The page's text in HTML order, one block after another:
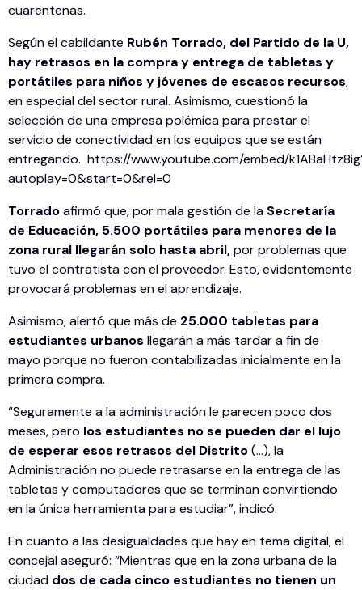
cuarentenas.
Según el cabildante Rubén Torrado, del Partido de la U,
hay retrasos en la compra y entrega de tabletas y
portátiles para niños y jóvenes de escasos recursos,
en especial del sector rural. Asimismo, cuestionó la
selección de una empresa polémica para prestar el
servicio de conectividad en los equipos que se están
entregando. https://www.youtube.com/embed/
autoplay=0&start=0&rel=0
Torradoafirmó que, por mala gestión de la Secretaría
de Educación, 5.500 portátiles para menores de la
zona rural llegarán solo hasta abril,por problemas que
tuvo el contratista con el proveedor. Esto, evidentemente
provocará problemas en el aprendizaje.
Asimismo, alertó que más de 25.000 tabletas para
estudiantes urbanos llegarán a más tardar a fin de
mayo porque no fueron contabilizadas inicialmente en la
primera compra.
“Seguramente a la administración le parecen poco dos
meses, pero los estudiantes no se pueden dar el lujo
de esperar esos retrasos del Distrito(…), la
Administración no puede retrasarse en la entrega de las
tabletas y computadores que se terminan convirtiendo
en la única herramienta para estudiar”, indicó.
En cuanto a las desigualdades que hay en tema digital, el
concejal aseguró: “Mientras que en la zona urbana de la
ciudad dos de cada cinco estudiantes no tienen un